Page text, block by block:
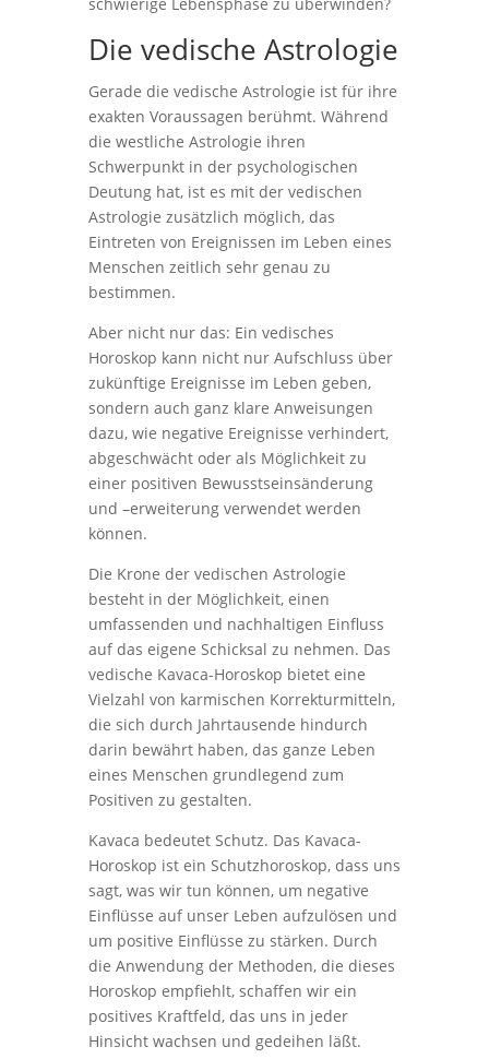
Die vedische Astrologie
Gerade die vedische Astrologie ist für ihre
exakten Voraussagen berühmt. Während
die westliche Astrologie ihren
Schwerpunkt in der psychologischen
Deutung hat, ist es mit der vedischen
Astrologie zusätzlich möglich, das
Eintreten von Ereignissen im Leben eines
Menschen zeitlich sehr genau zu
bestimmen.
Aber nicht nur das: Ein vedisches
Horoskop kann nicht nur Aufschluss über
zukünftige Ereignisse im Leben geben,
sondern auch ganz klare Anweisungen
dazu, wie negative Ereignisse verhindert,
abgeschwächt oder als Möglichkeit zu
einer positiven Bewusstseinsänderung
und –erweiterung verwendet werden
können.
Die Krone der vedischen Astrologie
besteht in der Möglichkeit, einen
umfassenden und nachhaltigen Einfluss
auf das eigene Schicksal zu nehmen. Das
vedische Kavaca-Horoskop bietet eine
Vielzahl von karmischen Korrekturmitteln,
die sich durch Jahrtausende hindurch
darin bewährt haben, das ganze Leben
eines Menschen grundlegend zum
Positiven zu gestalten.
Kavaca bedeutet Schutz. Das Kavaca-
Horoskop ist ein Schutzhoroskop, dass uns
sagt, was wir tun können, um negative
Einflüsse auf unser Leben aufzulösen und
um positive Einflüsse zu stärken. Durch
die Anwendung der Methoden, die dieses
Horoskop empfiehlt, schaffen wir ein
positives Kraftfeld, das uns in jeder
Hinsicht wachsen und gedeihen läßt.